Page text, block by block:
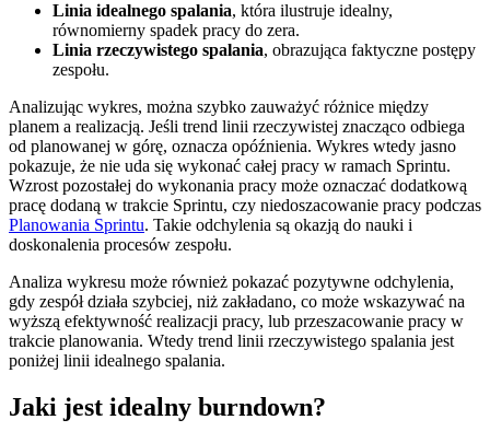
Linia idealnego spalania, która ilustruje idealny,
równomierny spadek pracy do zera.
Linia rzeczywistego spalania, obrazująca faktyczne postępy
zespołu.
Analizując wykres, można szybko zauważyć różnice między
planem a realizacją. Jeśli trend linii rzeczywistej znacząco odbiega
od planowanej w górę, oznacza opóźnienia. Wykres wtedy jasno
pokazuje, że nie uda się wykonać całej pracy w ramach Sprintu.
Wzrost pozostałej do wykonania pracy może oznaczać dodatkową
pracę dodaną w trakcie Sprintu, czy niedoszacowanie pracy podczas
Planowania Sprintu. Takie odchylenia są okazją do nauki i
doskonalenia procesów zespołu.
Analiza wykresu może również pokazać pozytywne odchylenia,
gdy zespół działa szybciej, niż zakładano, co może wskazywać na
wyższą efektywność realizacji pracy, lub przeszacowanie pracy w
trakcie planowania. Wtedy trend linii rzeczywistego spalania jest
poniżej linii idealnego spalania.
Jaki jest idealny burndown?